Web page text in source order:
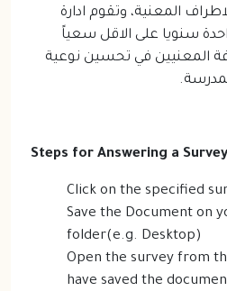
المعنية، وتقوم ادارة
سنويا على الاقل سعياً
المعنيين في تحسين نوعية
Steps for Answering a Survey
Click on the specified
Save the Document on
folder(e.g. Desktop)
Open the survey from
have saved the